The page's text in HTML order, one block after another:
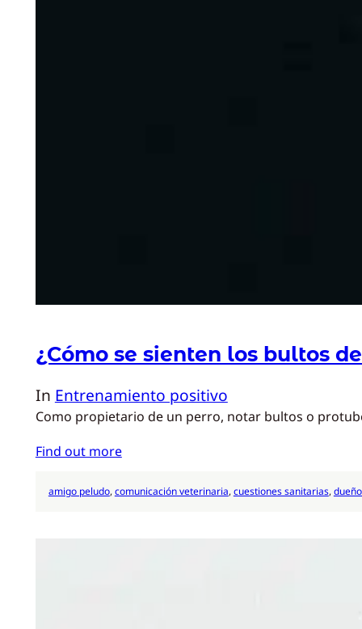
¿Cómo se sienten los bultos
In Entrenamiento positivo
Como propietario de un perro, notar bultos o
Find out more
amigo peludo, comunicación veterinaria, cuestiones sanitarias,